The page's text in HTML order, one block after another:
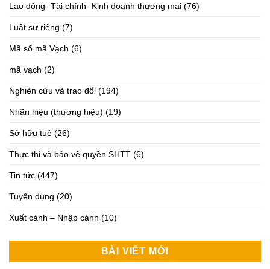
Lao động- Tài chính- Kinh doanh thương mại (76)
Luật sư riêng (7)
Mã số mã Vạch (6)
mã vạch (2)
Nghiên cứu và trao đổi (194)
Nhãn hiệu (thương hiệu) (19)
Sở hữu tuệ (26)
Thực thi và bảo vệ quyền SHTT (6)
Tin tức (447)
Tuyển dụng (20)
Xuất cảnh – Nhập cảnh (10)
BÀI VIẾT MỚI